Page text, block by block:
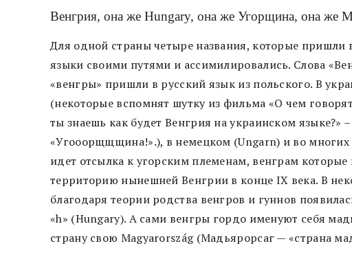
Венгрия, она же Hungary, она же Угорщина, она же
Для одной страны четыре названия, которые пришли
языки своими путями и ассимилировались. Слова
«венгры» пришли в русский язык из польского. В
(некоторые вспомнят шутку из фильма «О чем
ты знаешь как будет Венгрия на украинском языке?» –
«Угооорщщщина!».), в немецком (Ungarn) и во многих
идет отсылка к угорским племенам, венграм
территорию нынешней Венгрии в конце IX века. В
благодаря теории родства венгров и гуннов
«h» (Hungary). А сами венгры гордо именуют себя
страну свою Magyarország (Мадьярорсаг — «страна